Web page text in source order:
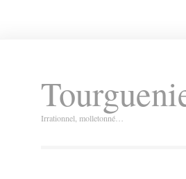
Irrationnel, molletonné…